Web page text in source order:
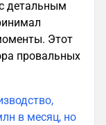
детальным
Этот
провальных
в месяц, но